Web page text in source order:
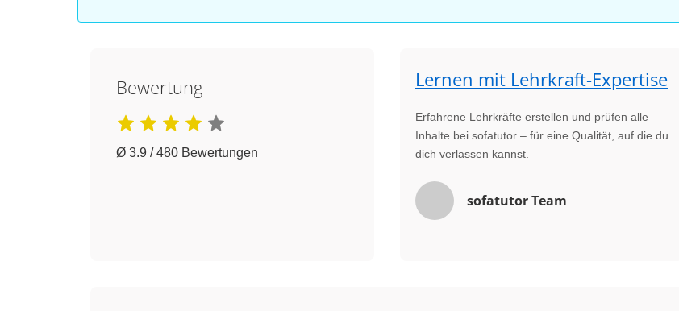
Bewertung
Ø 3.9 / 480 Bewertungen
Lernen mit Lehrkraft-Expertise
Erfahrene Lehrkräfte erstellen und prüfen alle
Inhalte bei sofatutor – für eine Qualität, auf die du
dich verlassen kannst.
sofatutor Team